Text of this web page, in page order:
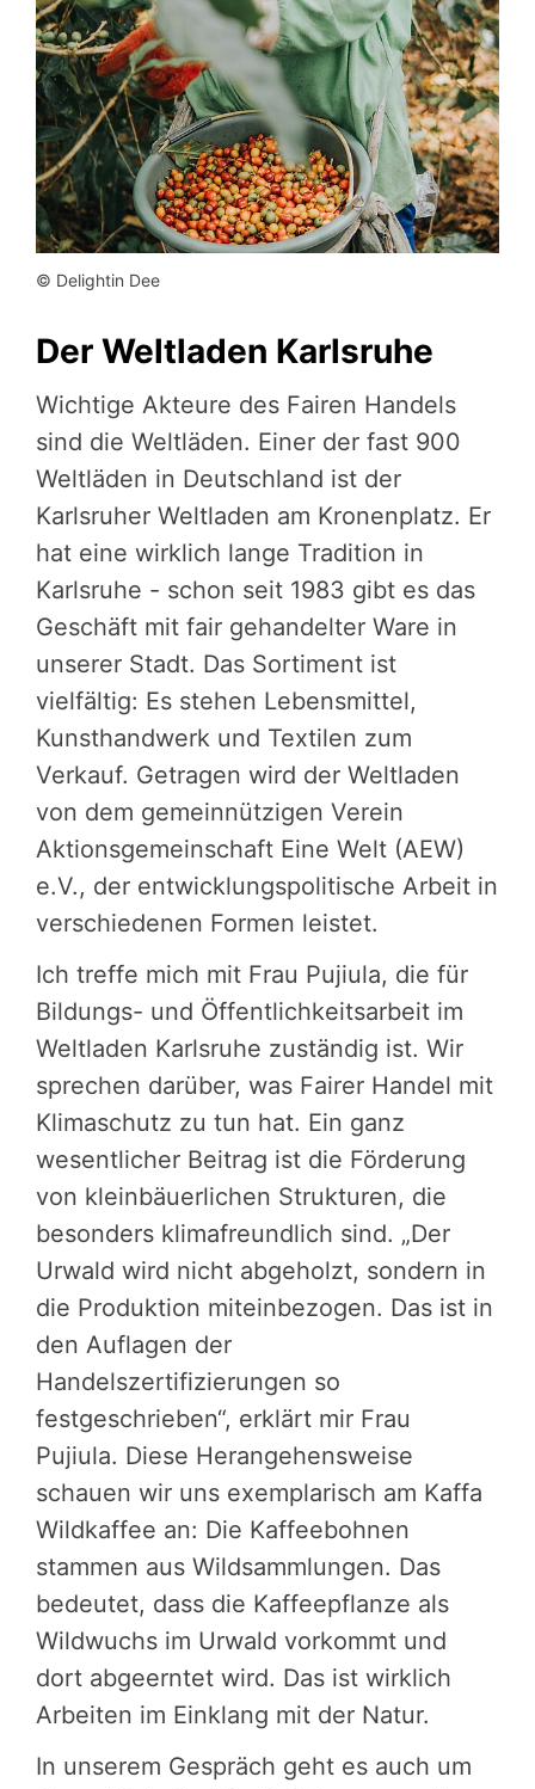
© Delightin Dee
Der Weltladen Karlsruhe
Wichtige Akteure des Fairen Handels
sind die Weltläden. Einer der fast 900
Weltläden in Deutschland ist der
Karlsruher Weltladen am Kronenplatz. Er
hat eine wirklich lange Tradition in
Karlsruhe - schon seit 1983 gibt es das
Geschäft mit fair gehandelter Ware in
unserer Stadt. Das Sortiment ist
vielfältig: Es stehen Lebensmittel,
Kunsthandwerk und Textilen zum
Verkauf. Getragen wird der Weltladen
von dem gemeinnützigen Verein
Aktionsgemeinschaft Eine Welt (AEW)
e.V., der entwicklungspolitische Arbeit in
verschiedenen Formen leistet.
Ich treffe mich mit Frau Pujiula, die für
Bildungs- und Öffentlichkeitsarbeit im
Weltladen Karlsruhe zuständig ist. Wir
sprechen darüber, was Fairer Handel mit
Klimaschutz zu tun hat. Ein ganz
wesentlicher Beitrag ist die Förderung
von kleinbäuerlichen Strukturen, die
besonders klimafreundlich sind. „Der
Urwald wird nicht abgeholzt, sondern in
die Produktion miteinbezogen. Das ist in
den Auflagen der
Handelszertifizierungen so
festgeschrieben“, erklärt mir Frau
Pujiula. Diese Herangehensweise
schauen wir uns exemplarisch am Kaffa
Wildkaffee an: Die Kaffeebohnen
stammen aus Wildsammlungen. Das
bedeutet, dass die Kaffeepflanze als
Wildwuchs im Urwald vorkommt und
dort abgeerntet wird. Das ist wirklich
Arbeiten im Einklang mit der Natur.
In unserem Gespräch geht es auch um